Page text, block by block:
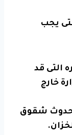
يجب
التى قد
خارج
حدوث شقوق